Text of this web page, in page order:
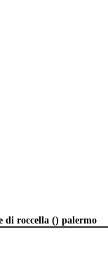
di roccella () palermo